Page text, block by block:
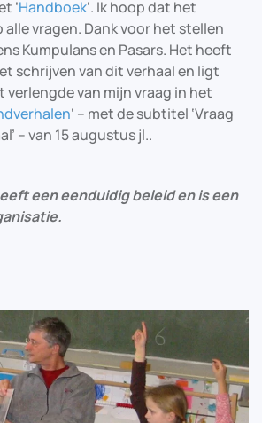
‘Handboek‘. Ik hoop dat het
vragen. Dank voor het stellen
Kumpulans en Pasars. Het heeft
schrijven van dit verhaal en ligt
verlengde van mijn vraag in het
‘ – met de subtitel ‘Vraag
– van 15 augustus jl..
een eenduidig beleid en is een